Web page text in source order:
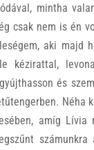
mintha
csak nem is én
aki majd
kézirattal,
és
Néha
amíg